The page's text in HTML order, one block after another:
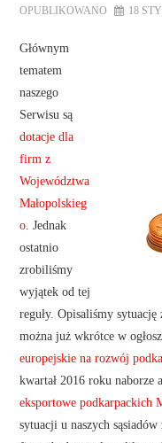
OPUBLIKOWANO 18
Głównym
tematem
naszego
Serwisu są
dotacje dla
firm z
Województwa
Małopolskieg
o. Jednak
ostatnio
zrobiliśmy
wyjątek od tej
reguły. Opisaliśmy
można już wkrótce w
europejskie na rozwój
kwartał 2016 roku
eksportowe podkarpackich
sytuacji u naszych